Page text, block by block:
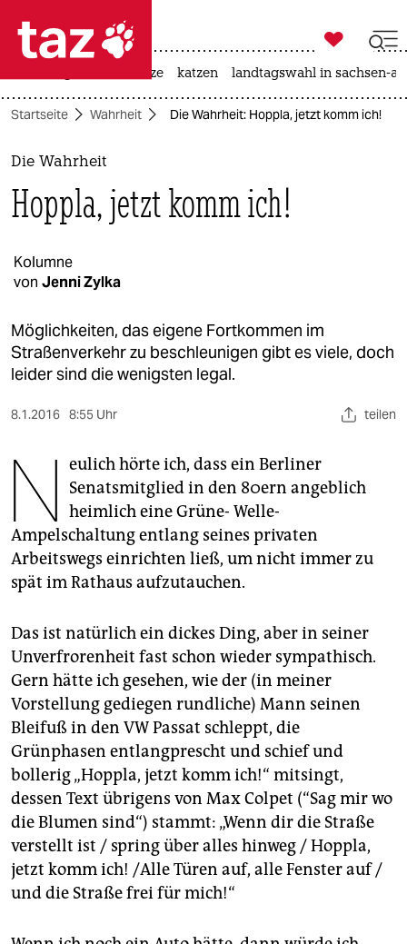
 taz zahl ich
taz zahl ich
themen
politik
gesellschaft
kultur
sport
berlin
wahrheit
verlag
verlag
shop
fragen & hilfe
unterstützen
abo
genossenschaft
epaper login

taz zahl ich
hitze katzen landtagswahl in sachsen-
Startseite Wahrheit Die Wahrheit: Hoppla, jetzt komm ich!
Die Wahrheit
Hoppla, jetzt komm ich!
Kolumne
von Jenni Zylka
Möglichkeiten, das eigene Fortkommen im
Straßenverkehr zu beschleunigen gibt es viele, doch
leider sind die wenigsten legal.
8.1.2016 8:55 Uhr teilen
N eulich hörte ich, dass ein Berliner
Senatsmitglied in den 80ern angeblich
heimlich eine Grüne- Welle-
Ampelschaltung entlang seines privaten
Arbeitswegs einrichten ließ, um nicht immer zu
spät im Rathaus aufzutauchen.
Das ist natürlich ein dickes Ding, aber in seiner
Unverfrorenheit fast schon wieder sympathisch.
Gern hätte ich gesehen, wie der (in meiner
Vorstellung gediegen rundliche) Mann seinen
Bleifuß in den VW Passat schleppt, die
Grünphasen entlangprescht und schief und
bollerig „Hoppla, jetzt komm ich!“ mitsingt,
dessen Text übrigens von Max Colpet (“Sag mir wo
die Blumen sind“) stammt: „Wenn dir die Straße
verstellt ist / spring über alles hinweg / Hoppla,
jetzt komm ich! /Alle Türen auf, alle Fenster auf /
und die Straße frei für mich!“